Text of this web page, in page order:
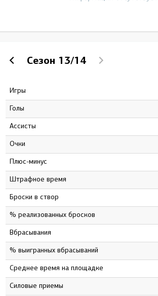
Сезон 13/14
Игры
Голы
Ассисты
Очки
Плюс-минус
штрафное время
Броски в створ
% реализованных бросков
Вбрасывания
% выигранных вбрасываний
Среднее время на площадке
Силовые приемы